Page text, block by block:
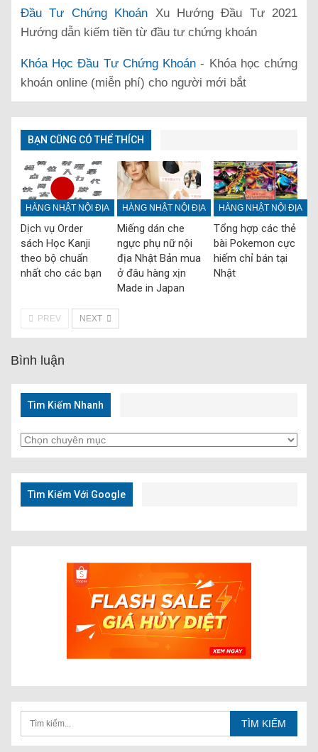
Đầu Tư Chứng Khoán Xu Hướng Đầu Tư 2021
Hướng dẫn kiếm tiền từ đầu tư chứng khoán
Khóa Học Đầu Tư Chứng Khoán - Khóa học chứng
khoán online (miễn phí) cho người mới bắt
BẠN CŨNG CÓ THỂ THÍCH
HÀNG NHẬT NỘI ĐỊA
Dịch vụ Order
sách Học Kanji
theo bộ chuẩn
nhất cho các bạn
HÀNG NHẬT NỘI ĐỊA
Miếng dán che
ngực phụ nữ nội
địa Nhật Bản mua
ở đâu hàng xịn
Made in Japan
HÀNG NHẬT NỘI ĐỊA
Tổng hợp các thẻ
bài Pokemon cực
hiếm chỉ bán tại
Nhật
PREV NEXT
Bình luận
Tìm Kiếm Nhanh
Tìm
Kiếm
Nhanh
Tìm Kiếm Với Google